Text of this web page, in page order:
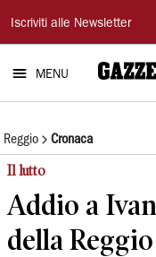
Gazzetta
di
Reggio
Iscriviti alle Newsletter
MENU
Reggio Cronaca
Il lutto
Addio a
della